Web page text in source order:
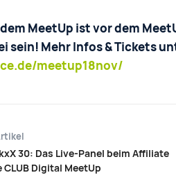
dem MeetUp ist vor dem
sein! Mehr Infos & Tickets
meetup18nov/
30: Das Live-Panel beim Affiliate
Digital MeetUp